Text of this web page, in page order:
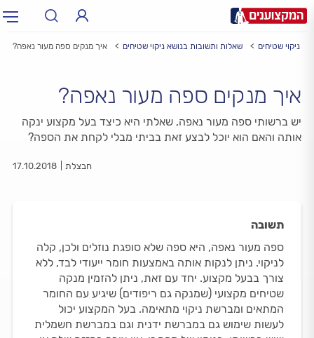
עיר: תל אביב, חיפה…
ניקוי שטיחים שאלות ותשובות בנושא ניקוי שטיחים איך מנקים ספה מעור נאפה?
איך מנקים ספה מעור נאפה?
יש ברשותי ספה מעור נאפה, שאלתי היא כיצד בעל מקצוע ינקה
אותה והאם הוא יוכל לבצע זאת בביתי מבלי לקחת את הספה?
חבצלת 17.10.2018
תשובה
ספה מעור נאפה, היא ספה שלא סופגת נוזלים ולכן, קלה
לניקוי. ניתן לנקות אותה באמצעות חומר ייעודי לבד, ללא
צורך בבעל מקצוע. יחד עם זאת, ניתן להזמין מנקה
שטיחים מקצועי (שמנקה גם ריפודים) שיגיע עם החומר
המתאים ומברשת ניקוי מתאימה. בעל המקצוע יכול
לעשות שימוש גם במברשת ידנית וגם במברשת חשמלית